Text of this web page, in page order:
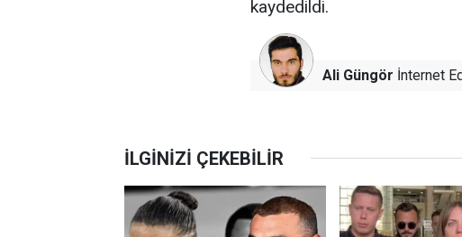
kaydedildi.
Ali Güngör İnternet